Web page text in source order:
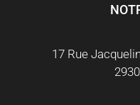
17 Rue